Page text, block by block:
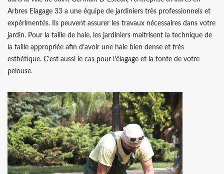
Arbres Elagage 33 a une équipe de jardiniers très professionnels et
expérimentés. Ils peuvent assurer les travaux nécessaires dans votre
jardin. Pour la taille de haie, les jardiniers maitrisent la technique de
la taille appropriée afin d’avoir une haie bien dense et très
esthétique. C’est aussi le cas pour l’élagage et la tonte de votre
pelouse.